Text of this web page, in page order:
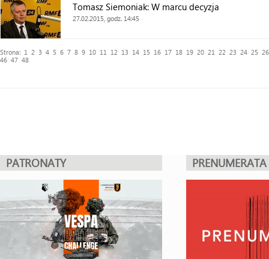
Tomasz Siemoniak: W marcu decyzja
27.02.2015, godz. 14:45
Strona: 1 2 3 4 5 6 7 8 9 10 11 12 13 14 15 16 17 18 19 20 21 22 23 24 25
26
46 47 48
PATRONATY PRENUMERATA